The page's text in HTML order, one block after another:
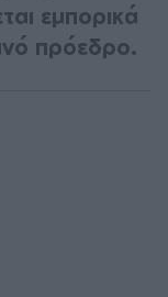
εμπορικά
πρόεδρο.